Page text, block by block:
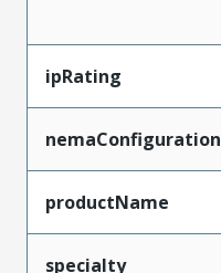
ipRating
nemaConfiguration
productName
specialty